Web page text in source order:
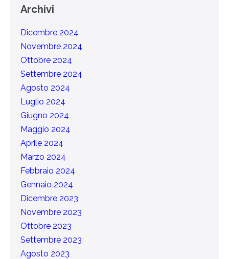
Archivi
Dicembre 2024
Novembre 2024
Ottobre 2024
Settembre 2024
Agosto 2024
Luglio 2024
Giugno 2024
Maggio 2024
Aprile 2024
Marzo 2024
Febbraio 2024
Gennaio 2024
Dicembre 2023
Novembre 2023
Ottobre 2023
Settembre 2023
Agosto 2023